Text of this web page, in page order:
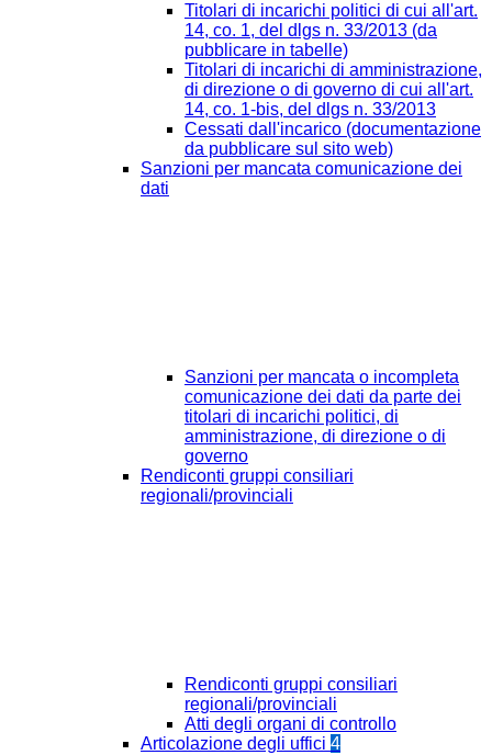
Titolari di incarichi politici di cui all'art.
14, co. 1, del dlgs n. 33/2013 (da
pubblicare in tabelle)
Titolari di incarichi di amministrazione,
di direzione o di governo di cui all'art.
14, co. 1-bis, del dlgs n. 33/2013
Cessati dall'incarico (documentazione
da pubblicare sul sito web)
Sanzioni per mancata comunicazione dei
dati
Sanzioni per mancata o incompleta
comunicazione dei dati da parte dei
titolari di incarichi politici, di
amministrazione, di direzione o di
governo
Rendiconti gruppi consiliari
regionali/provinciali
Rendiconti gruppi consiliari
regionali/provinciali
Atti degli organi di controllo
Articolazione degli uffici 4